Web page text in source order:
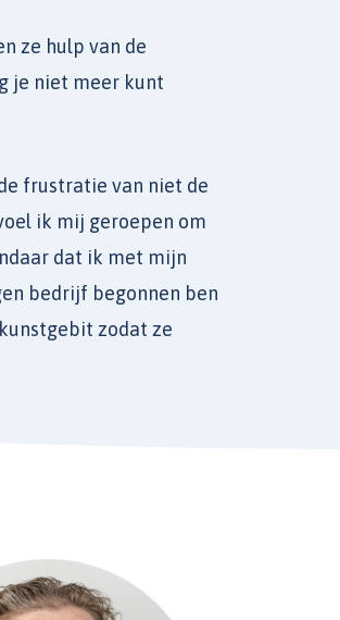
ze hulp van de
je niet meer kunt
frustratie van niet de
ik mij geroepen om
dat ik met mijn
bedrijf begonnen ben
zodat ze